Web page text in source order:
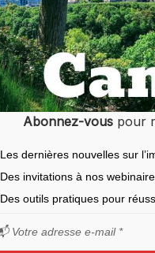
Abonnez-vouspour
Les dernières nouvelles sur
Des invitations à nos
Des outils pratiques pour